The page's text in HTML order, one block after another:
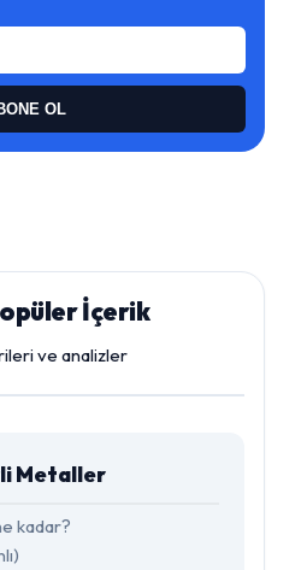
OL
İçerik
ve analizler
Metaller
kadar?